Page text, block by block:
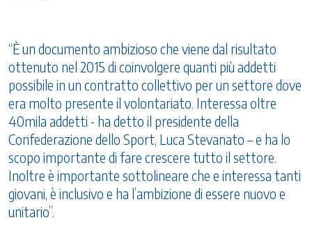
“È un documento ambizioso che viene dal risultato
ottenuto nel 2015 di coinvolgere quanti più addetti
possibile in un contratto collettivo per un settore dove
era molto presente il volontariato. Interessa oltre
40mila addetti - ha detto il presidente della
Confederazione dello Sport, Luca Stevanato – e ha lo
scopo importante di fare crescere tutto il settore.
Inoltre è importante sottolineare che e interessa tanti
giovani, è inclusivo e ha l’ambizione di essere nuovo e
unitario”.